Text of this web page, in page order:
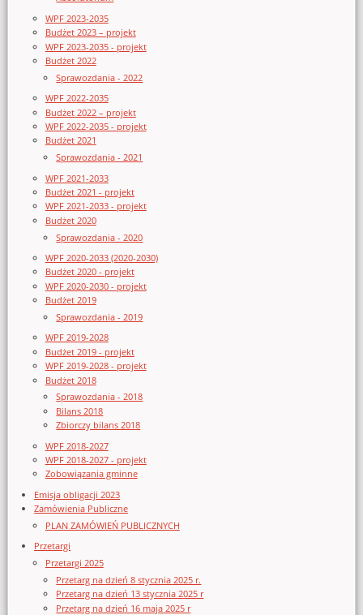
WPF 2023-2035
Budżet 2023 – projekt
WPF 2023-2035 - projekt
Budżet 2022
Sprawozdania - 2022
WPF 2022-2035
Budżet 2022 – projekt
WPF 2022-2035 - projekt
Budżet 2021
Sprawozdania - 2021
WPF 2021-2033
Budżet 2021 - projekt
WPF 2021-2033 - projekt
Budżet 2020
Sprawozdania - 2020
WPF 2020-2033 (2020-2030)
Budżet 2020 - projekt
WPF 2020-2030 - projekt
Budżet 2019
Sprawozdania - 2019
WPF 2019-2028
Budżet 2019 - projekt
WPF 2019-2028 - projekt
Budżet 2018
Sprawozdania - 2018
Bilans 2018
Zbiorczy bilans 2018
WPF 2018-2027
WPF 2018-2027 - projekt
Zobowiązania gminne
Emisja obligacji 2023
Zamówienia Publiczne
PLAN ZAMÓWIEŃ PUBLICZNYCH
Przetargi
Przetargi 2025
Przetarg na dzień 8 stycznia 2025 r.
Przetarg na dzień 13 stycznia 2025 r
Przetarg na dzień 16 maja 2025 r